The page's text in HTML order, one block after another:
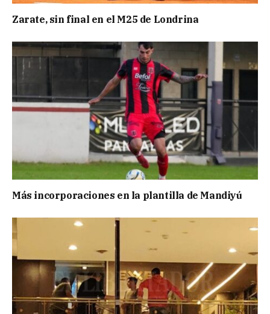
Zarate, sin final en el M25 de Londrina
Más incorporaciones en la plantilla de Mandiyú